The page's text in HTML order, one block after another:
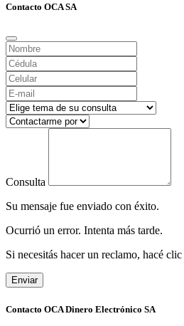
Contacto OCA SA
Consulta
Su mensaje fue enviado con éxito.
Ocurrió un error. Intenta más tarde.
Si necesitás hacer un reclamo, hacé clic
Enviar
Contacto OCA Dinero Electrónico SA